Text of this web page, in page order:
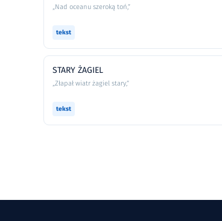
„Nad oceanu szeroką toń,”
tekst
STARY ŻAGIEL
„Złapał wiatr żagiel stary,”
tekst